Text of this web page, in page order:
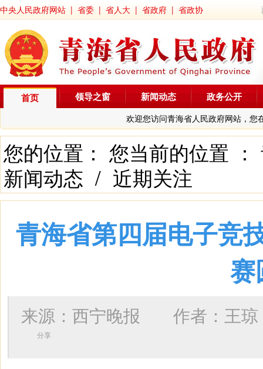
中央人民政府网站 | 省委 | 省人大 | 省政府 | 省政协
首页
欢迎您访问青海省人民政府网站，您
领导之窗 新闻动态 政务公开
您的位置： 您当前的位置 ：
新闻动态 / 近期关注
青海省第四届电子竞
赛
来源：西宁晚报 作者： 王琼
分享